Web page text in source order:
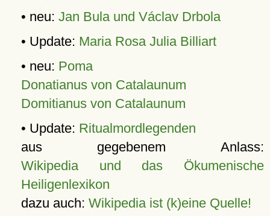
• neu: Jan Bula und Václav Drbola
• Update: Maria Rosa Julia Billiart
• neu: Poma
Donatianus von Catalaunum
Domitianus von Catalaunum
• Update: Ritualmordlegenden
aus gegebenem Anlass:
Wikipedia und das Ökumenische
Heiligenlexikon
dazu auch: Wikipedia ist (k)eine Quelle!